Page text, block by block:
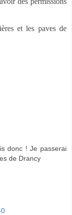
et les paves de
donc ! Je passerai
de Drancy